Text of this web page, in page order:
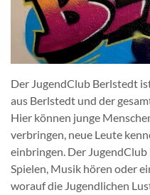
Der JugendClub Berlstedt
aus Berlstedt und der
Hier können junge
verbringen, neue Leute
einbringen. Der
Spielen, Musik hören oder
worauf die Jugendlichen